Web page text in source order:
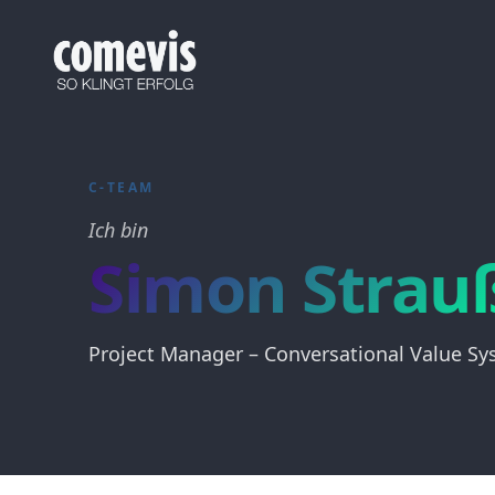
comevis verbindet Audio Branding, Conversational AI
Audio Branding, Conversational AI & Brand Voice
comevis combines Audio Branding, Conversational AI
C-TEAM
Ich bin
Simon
Project Manager – Conversational Value